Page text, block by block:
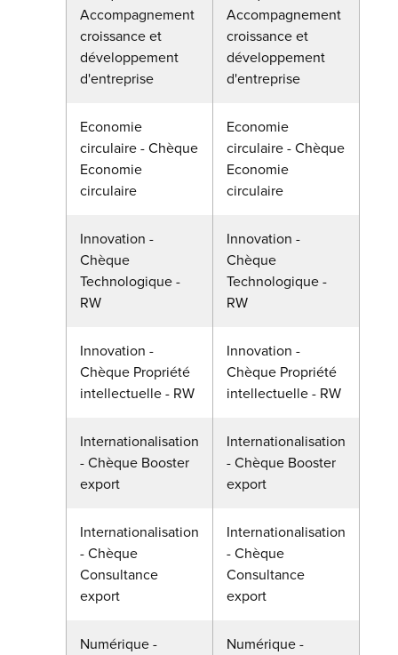
Accompagnement
croissance et
développement
d'entreprise
Accompagnement
croissance et
développement
d'entreprise
Economie
circulaire - Chèque
Economie
circulaire
Economie
circulaire - Chèque
Economie
circulaire
Innovation -
Chèque
Technologique -
RW
Innovation -
Chèque
Technologique -
RW
Innovation -
Chèque Propriété
intellectuelle - RW
Innovation -
Chèque Propriété
intellectuelle - RW
Internationalisation
- Chèque Booster
export
Internationalisation
- Chèque Booster
export
Internationalisation
- Chèque
Consultance
export
Internationalisation
- Chèque
Consultance
export
Numérique -
Numérique -